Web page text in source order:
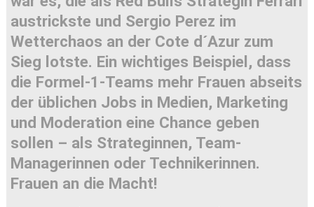
austrickste und Sergio Perez im
Wetterchaos an der Cote d´Azur zum
Sieg lotste. Ein wichtiges Beispiel, dass
die Formel-1-Teams mehr Frauen abseits
der üblichen Jobs in Medien, Marketing
und Moderation eine Chance geben
sollen – als Strateginnen, Team-
Managerinnen oder Technikerinnen.
Frauen an die Macht!